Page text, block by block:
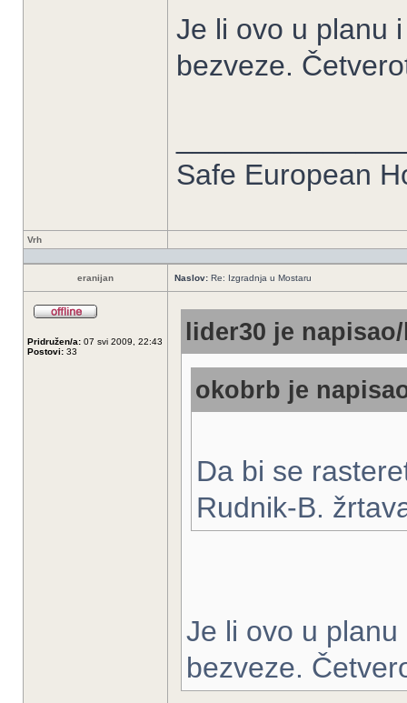
Je li ovo u planu
bezveze.
Safe European
Vrh
eranijan Naslov: Re: Izgradnja u Mostaru
Pridružen/a: 07 svi 2009, 22:43
Postovi: 33
lider30 je
okobrb je
Da bi se
Rudnik-B.
Je li ovo u
bezveze.